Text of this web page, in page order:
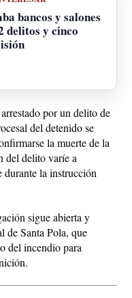
bancos y salones
delitos y cinco
por un delito de
del detenido se
la muerte de la
del delito varíe a
la instrucción
sigue abierta y
de Santa Pola, que
del incendio para